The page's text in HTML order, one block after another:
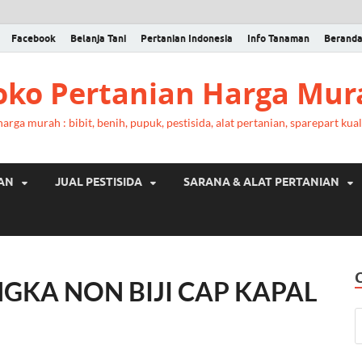
Facebook Belanja Tani Pertanian Indonesia Info Tanaman Beranda
Pertanian Harga
murah : bibit, benih, pupuk, pestisida, alat pertanian, sparepart
JUAL PESTISIDA SARANA & ALAT PERTANIAN
NON BIJI CAP KAPAL